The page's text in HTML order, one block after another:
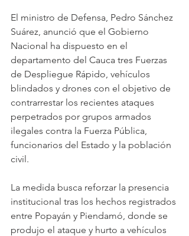
El ministro de Defensa, Pedro Sánchez
Suárez, anunció que el Gobierno
Nacional ha dispuesto en el
departamento del Cauca tres Fuerzas
de Despliegue Rápido, vehículos
blindados y drones con el objetivo de
contrarrestar los recientes ataques
perpetrados por grupos armados
ilegales contra la Fuerza Pública,
funcionarios del Estado y la población
civil.
La medida busca reforzar la presencia
institucional tras los hechos registrados
entre Popayán y Piendamó, donde se
produjo el ataque y hurto a vehículos